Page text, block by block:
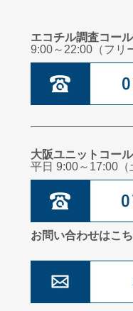
エコチル調査コー
9:00～22:00（フリ
大阪ユニットコー
平日 9:00～17:00（
お問い合わせはこ